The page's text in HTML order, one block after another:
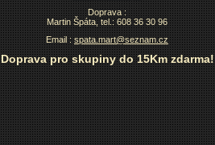
Doprava :
Martin Špáta, tel.: 608 36 30 96
Email :spata.mart@seznam.cz
Doprava pro skupiny do 15Km zdarma!